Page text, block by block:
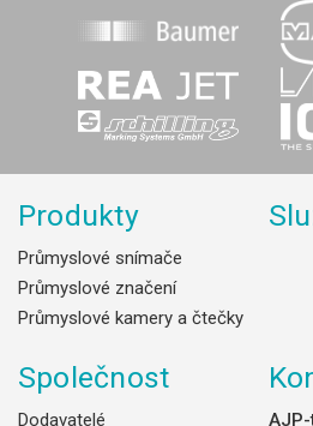
Produkty
Průmyslové snímače
Průmyslové značení
Průmyslové kamery a čtečky
Společnost
Dodavatelé